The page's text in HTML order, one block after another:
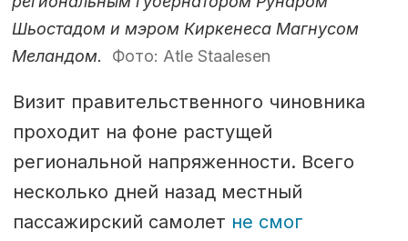
Шьостадом и мэром Киркенеса Магнусом
Меландом.
Фото: Atle Staalesen
Визит правительственного чиновника
проходит на фоне растущей
региональной напряженности. Всего
несколько дней назад местный
пассажирский самолет не смог